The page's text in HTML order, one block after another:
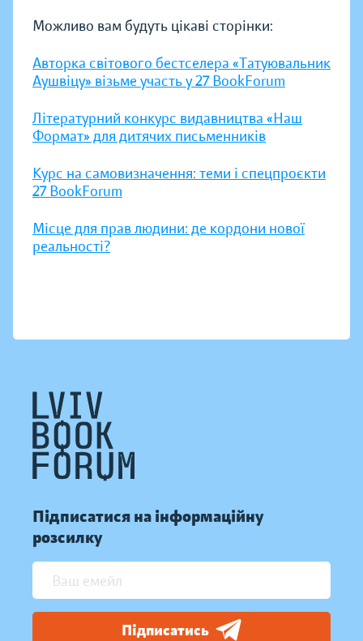
Можливо вам будуть цікаві сторінки:
Авторка світового бестселера «Татуювальник
Аушвіцу» візьме участь у 27 BookForum
Літературний конкурс видавництва «Наш
Формат» для дитячих письменників
Курс на самовизначення: теми і спецпроєкти
27 BookForum
Місце для прав людини: де кордони нової
реальності?
Підписатися на інформаційну
розсилку
Підписатись